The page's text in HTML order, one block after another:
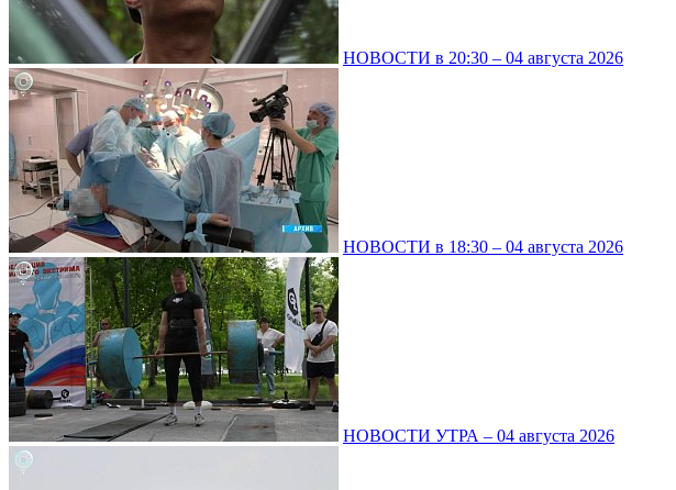
НОВОСТИ в 20:30 – 04 августа 2026
НОВОСТИ в 18:30 – 04 августа 2026
НОВОСТИ УТРА – 04 августа 2026